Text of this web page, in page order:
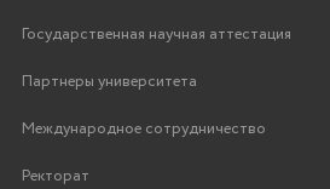
Государственная научная аттестация
Партнеры университета
Международное сотрудничество
Ректорат